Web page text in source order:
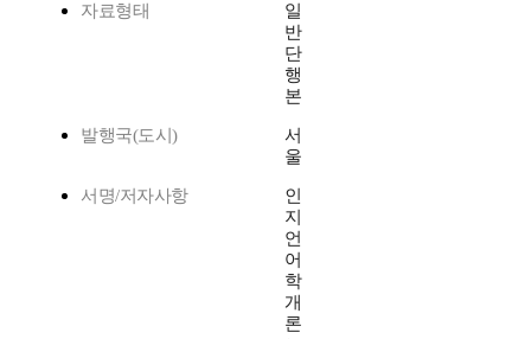
자료형태
일
반
단
행
본
발행국(도시)
서
울
서명/저자사항
인
지
언
어
학
개
론